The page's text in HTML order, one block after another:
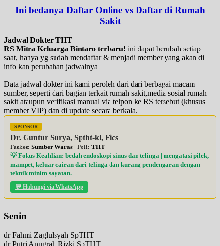
Ini bedanya Daftar Online vs Daftar di Rumah
Sakit
Jadwal Dokter THT
RS Mitra Keluarga Bintaro terbaru! ini dapat berubah setiap
saat, hanya yg sudah mendaftar & menjadi member yang akan di
info kan perubahan jadwalnya
Data jadwal dokter ini kami peroleh dari dari berbagai macam
sumber, seperti dari bagian terkait rumah sakit,media sosial rumah
sakit ataupun verifikasi manual via telpon ke RS tersebut (khusus
member VIP) dan di update secara berkala.
SPONSOR
Dr. Guntur Surya, Sptht-kl, Fics
Faskes: Sumber Waras | Poli: THT
💡 Fokus Keahlian: bedah endoskopi sinus dan telinga | mengatasi pilek,
mampet, keluar cairan dari telinga dan kurang pendengaran dengan
teknik minim sayatan.
💬 Hubungi via WhatsApp
Senin
dr Fahmi Zaglulsyah SpTHT
dr Putri Anugrah Rizki SpTHT